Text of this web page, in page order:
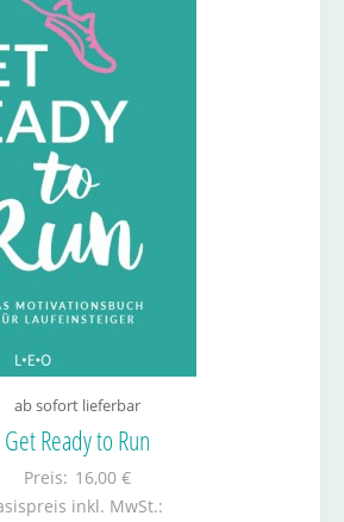
ab sofort lieferbar
Get Ready to Run
Preis: 16,00 €
inkl. MwSt.: